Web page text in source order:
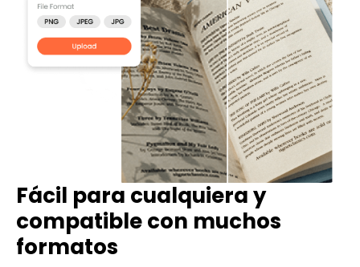
Fácil para cualquiera y
compatible con muchos
formatos